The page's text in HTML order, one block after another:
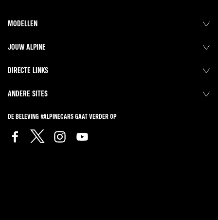
MODELLEN
JOUW ALPINE
DIRECTE LINKS
ANDERE SITES
DE BELEVING #ALPINECARS GAAT VERDER OP